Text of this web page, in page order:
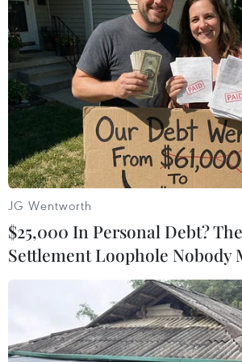
Theo dõi VietnamPlus
TIN LIÊN QUAN
JG Wentworth
$25,000 In Personal Debt?
Settlement Loophole Nobody